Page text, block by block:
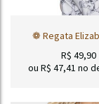
❁ Regata
R$ 49,90
ou R$ 47,41 no